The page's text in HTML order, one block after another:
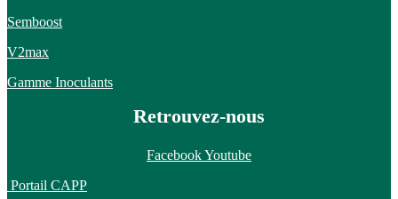
Semboost
V2max
Gamme Inoculants
Retrouvez-nous
FacebookYoutube
Portail CAPP